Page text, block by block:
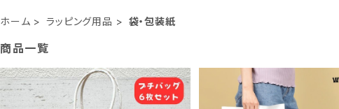
ホーム ラッピング用品 袋・包装紙
商品一覧